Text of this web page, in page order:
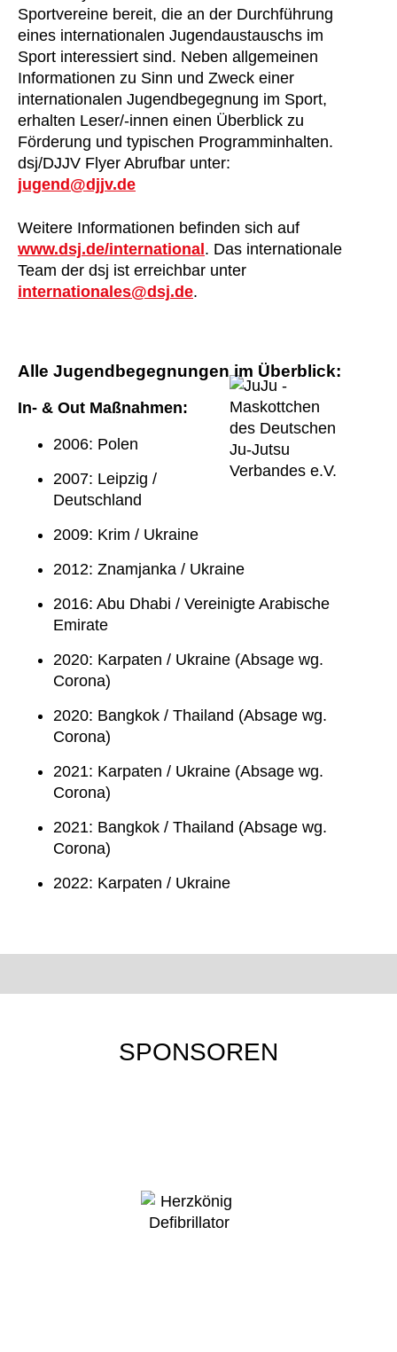
Sportvereine bereit, die an der Durchführung
eines internationalen Jugendaustauschs im
Sport interessiert sind. Neben allgemeinen
Informationen zu Sinn und Zweck einer
internationalen Jugendbegegnung im Sport,
erhalten Leser/-innen einen Überblick zu
Förderung und typischen Programminhalten.
dsj/DJJV Flyer Abrufbar unter:
jugend@djjv.de
Weitere Informationen befinden sich auf
www.dsj.de/international . Das internationale
Team der dsj ist erreichbar unter
internationales@dsj.de.
Alle Jugendbegegnungen im Überblick:
In- & Out Maßnahmen:
2006: Polen
2007: Leipzig /
Deutschland
2009: Krim / Ukraine
2012: Znamjanka / Ukraine
2016: Abu Dhabi / Vereinigte Arabische
Emirate
2020: Karpaten / Ukraine (Absage wg.
Corona)
2020: Bangkok / Thailand (Absage wg.
Corona)
2021: Karpaten / Ukraine (Absage wg.
Corona)
2021: Bangkok / Thailand (Absage wg.
Corona)
2022: Karpaten / Ukraine
SPONSOREN